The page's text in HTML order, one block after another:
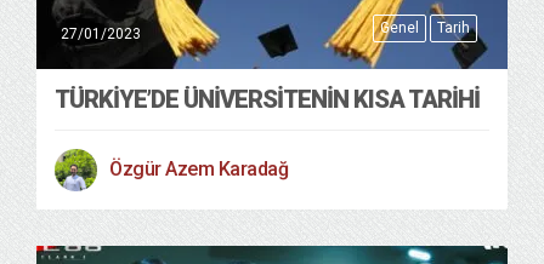
Genel Tarih
27/01/2023
TÜRKİYE’DE ÜNİVERSİTENİN KISA TARİHİ
Özgür Azem Karadağ